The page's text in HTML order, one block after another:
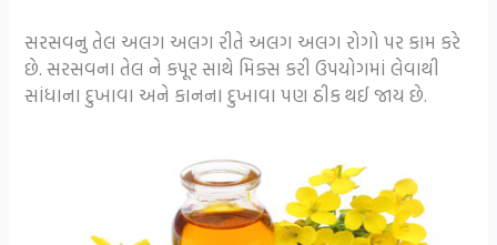
સરસવનુ તેલ અલગ અલગ રીતે અલગ અલગ રોગો પર કામ કરે
છે. સરસવના તેલ ને કપૂર સાથે મિક્સ કરી ઉપયોગમાં લેવાથી
સાંધાના દુખાવા અને કાનના દુખાવા પણ ઠીક થઈ જાય છે.